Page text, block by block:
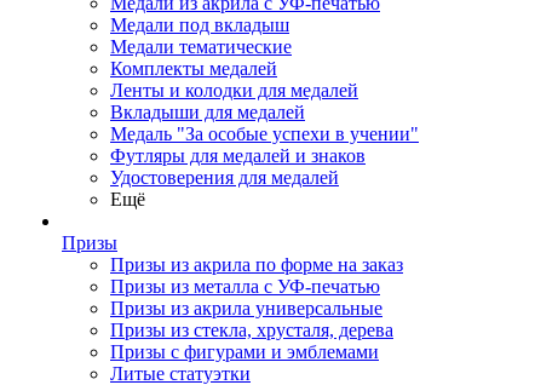
Медали под вкладыш
Медали тематические
Комплекты медалей
Ленты и колодки для медалей
Вкладыши для медалей
Медаль "За особые успехи в учении"
Футляры для медалей и знаков
Удостоверения для медалей
Ещё
Призы
Призы из акрила по форме на заказ
Призы из металла с УФ-печатью
Призы из акрила универсальные
Призы из стекла, хрусталя, дерева
Призы с фигурами и эмблемами
Литые статуэтки